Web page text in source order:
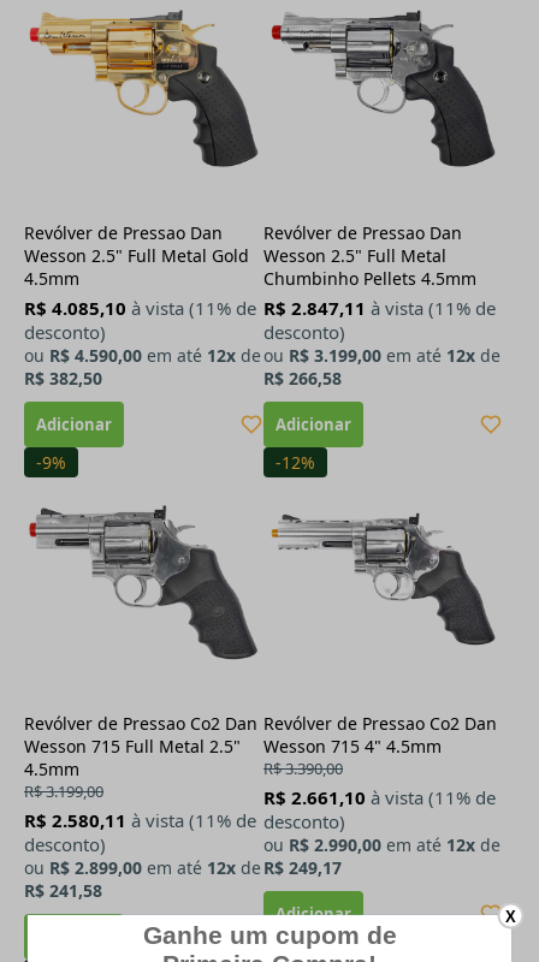
Revólver de Pressao Dan
Wesson 2.5" Full Metal Gold
4.5mm
R$ 4.085,10 à vista (11% de
desconto)
ou R$ 4.590,00 em até 12x de
R$ 382,50
Revólver de Pressao Dan
Wesson 2.5" Full Metal
Chumbinho Pellets 4.5mm
R$ 2.847,11 à vista (11% de
desconto)
ou R$ 3.199,00 em até 12x de
R$ 266,58
-9%
Revólver de Pressao Co2 Dan
Wesson 715 Full Metal 2.5"
4.5mm
R$ 3.199,00
R$ 2.580,11 à vista (11% de
desconto)
ou R$ 2.899,00 em até 12x de
R$ 241,58
-12%
Revólver de Pressao Co2 Dan
Wesson 715 4" 4.5mm
R$ 3.390,00
R$ 2.661,10 à vista (11% de
desconto)
ou R$ 2.990,00 em até 12x de
R$ 249,17
X